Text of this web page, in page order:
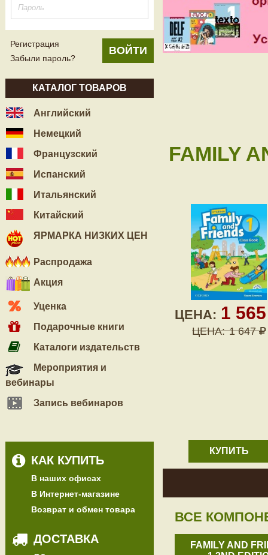
Регистрация
Забыли пароль?
КАТАЛОГ ТОВАРОВ
Английский
Немецкий
Французский
Испанский
Итальянский
Китайский
ЯРМАРКА НИЗКИХ ЦЕН
Распродажа
Акция
Уценка
Подарочные книги
Каталоги издательств
Мероприятия и
вебинары
Запись вебинаров
КАК КУПИТЬ
В наших офисах
В Интернет-магазине
Возврат и обмен товара
ДОСТАВКА
FAMILY
ЦЕНА: 1
ЦЕНА: 1 647
КУПИТЬ
ВСЕ
FAMILY AND